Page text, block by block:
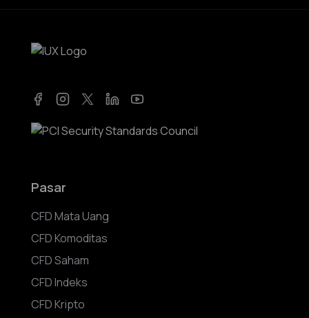
Pasar
CFD Mata Uang
CFD Komoditas
CFD Saham
CFD Indeks
CFD Kripto